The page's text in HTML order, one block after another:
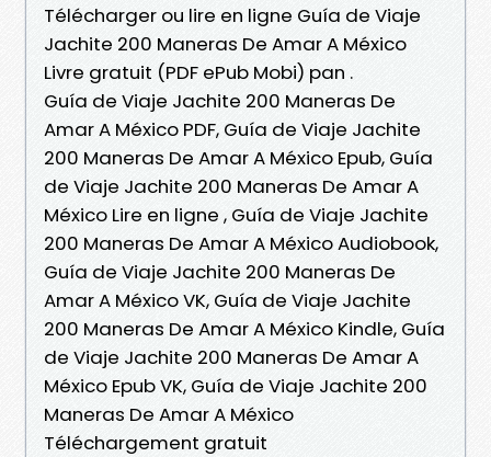
Télécharger ou lire en ligne Guía de Viaje
Jachite 200 Maneras De Amar A México
Livre gratuit (PDF ePub Mobi) pan .
Guía de Viaje Jachite 200 Maneras De
Amar A México PDF, Guía de Viaje Jachite
200 Maneras De Amar A México Epub, Guía
de Viaje Jachite 200 Maneras De Amar A
México Lire en ligne , Guía de Viaje Jachite
200 Maneras De Amar A México Audiobook,
Guía de Viaje Jachite 200 Maneras De
Amar A México VK, Guía de Viaje Jachite
200 Maneras De Amar A México Kindle, Guía
de Viaje Jachite 200 Maneras De Amar A
México Epub VK, Guía de Viaje Jachite 200
Maneras De Amar A México
Téléchargement gratuit